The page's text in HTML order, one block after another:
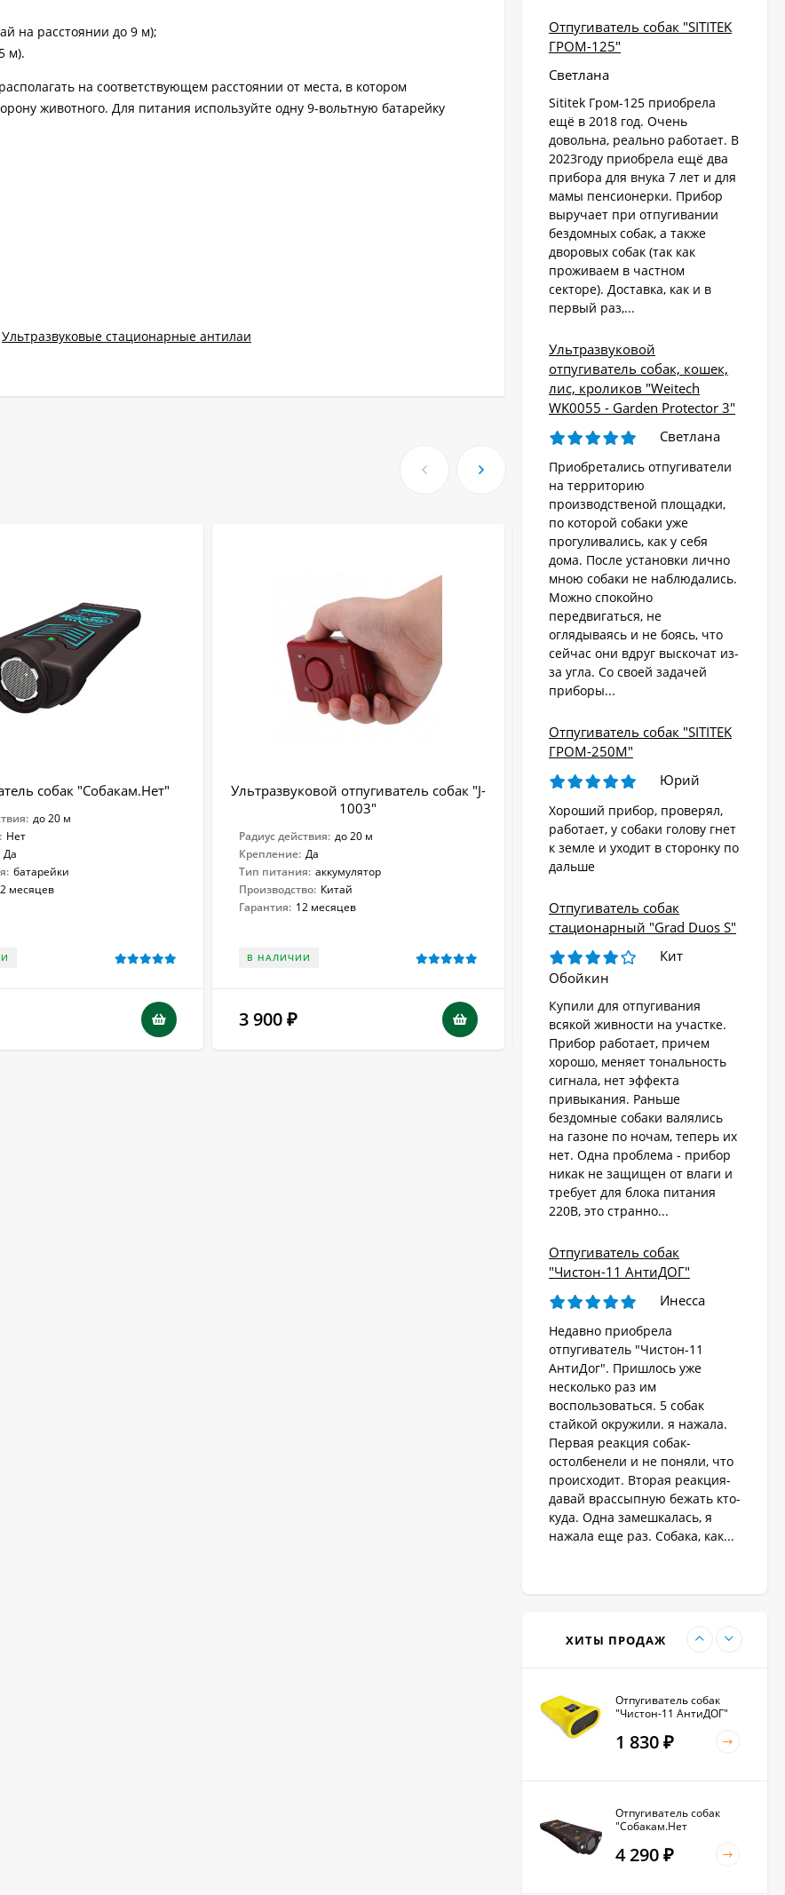
на расстоянии до 9 м);
м).
на соответствующем расстоянии от места, в котором
животного. Для питания используйте одну 9-вольтную батарейку
Ультразвуковые стационарные антилаи
собак "Собакам.Нет"
до 20 м
Нет
Да
батарейки
месяцев
Ультразвуковой отпугиватель собак "J-
1003"
Радиус действия: до 20 м
Крепление: Да
Тип питания: аккумулятор
Производство: Китай
Гарантия: 12 месяцев
В НАЛИЧИИ
3 900 ₽
Отпугиватель собак "Собакам.Нет
Вспышка+"
Радиус действия: до 20 м
Стробоскоп: Да
Крепление:
Гарантия: 12 месяцев
В НАЛИЧИИ
4 290₽
Отпугиватель собак "SITITEK
ГРОМ-125"
Светлана
Sititek Гром-125 приобрела
ещё в 2018 год. Очень
довольна, реально работает. В
2023году приобрела ещё два
прибора для внука 7 лет и для
мамы пенсионерки. Прибор
выручает при отпугивании
бездомных собак, а также
дворовых собак (так как
проживаем в частном
секторе). Доставка, как и в
первый раз,...
Ультразвуковой
отпугиватель собак, кошек,
лис, кроликов "Weitech
WK0055 - Garden Protector 3"
Светлана
Приобретались отпугиватели
на территорию
производственой площадки,
по которой собаки уже
прогуливались, как у себя
дома. После установки лично
мною собаки не наблюдались.
Можно спокойно
передвигаться, не
оглядываясь и не боясь, что
сейчас они вдруг выскочат из-
за угла. Со своей задачей
приборы...
Отпугиватель собак "SITITEK
ГРОМ-250М"
Юрий
Хороший прибор, проверял,
работает, у собаки голову гнет
к земле и уходит в сторонку по
дальше
Отпугиватель собак
стационарный "Grad Duos S"
Кит
Обойкин
Купили для отпугивания
всякой живности на участке.
Прибор работает, причем
хорошо, меняет тональность
сигнала, нет эффекта
привыкания. Раньше
бездомные собаки валялись
на газоне по ночам, теперь их
нет. Одна проблема - прибор
никак не защищен от влаги и
требует для блока питания
220В, это странно...
Отпугиватель собак
"Чистон-11 АнтиДОГ"
Инесса
Недавно приобрела
отпугиватель "Чистон-11
АнтиДог". Пришлось уже
несколько раз им
воспользоваться. 5 собак
стайкой окружили. я нажала.
Первая реакция собак-
остолбенели и не поняли, что
происходит. Вторая реакция-
давай врассыпную бежать кто-
куда. Одна замешкалась, я
нажала еще раз. Собака, как...
ХИТЫ ПРОДАЖ
Стационарный
отпугиватель животных
«AR-2403 Solar»
4 570₽
Ультразвуковой
отпугиватель собак,
кошек, лис, кроликов
Garden Protector 3"
8 690 ₽
Электроошейник для
дрессировки собак
«PET998DB»
3 480₽
Ошейник антилай
1 890₽
Отпугиватель собак
"Чистон-11 АнтиДОГ"
1 830 ₽
Отпугиватель собак
"Собакам.Нет
4 290 ₽